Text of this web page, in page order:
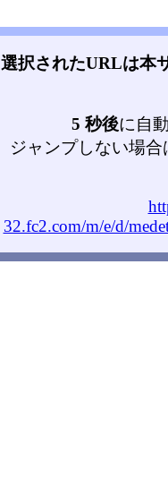
選択されたURLは本
5 秒後に自
ジャンプしない場
32.fc2.com/m/e/d/